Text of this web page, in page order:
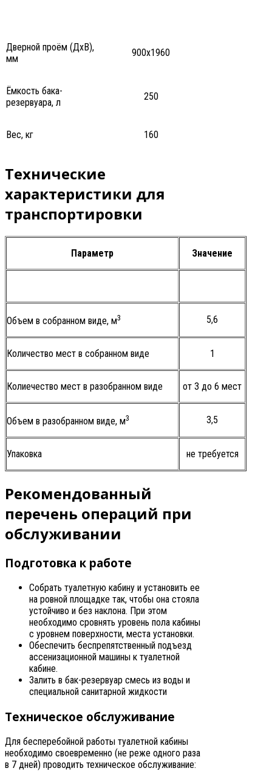
Дверной проём (ДxВ),
мм
900x1960
Ёмкость бака-
резервуара, л
250
Вес, кг 160
Технические
характеристики для
транспортировки
Параметр Значение
Объем в собранном виде, м3 5,6
Количество мест в собранном виде 1
Колиечество мест в разобранном виде от 3 до 6 мест
Объем в разобранном виде, м3 3,5
Упаковка не требуется
Рекомендованный
перечень операций при
обслуживании
Подготовка к работе
Собрать туалетную кабину и установить ее
на ровной площадке так, чтобы она стояла
устойчиво и без наклона. При этом
необходимо сровнять уровень пола кабины
с уровнем поверхности, места установки.
Обеспечить беспрепятственный подъезд
ассенизационной машины к туалетной
кабине.
Залить в бак-резервуар смесь из воды и
специальной санитарной жидкости
Техническое обслуживание
Для бесперебойной работы туалетной кабины
необходимо своевременно (не реже одного раза
в 7 дней) проводить техническое обслуживание: